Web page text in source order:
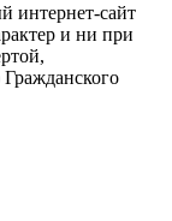
интернет-сайт
и ни при